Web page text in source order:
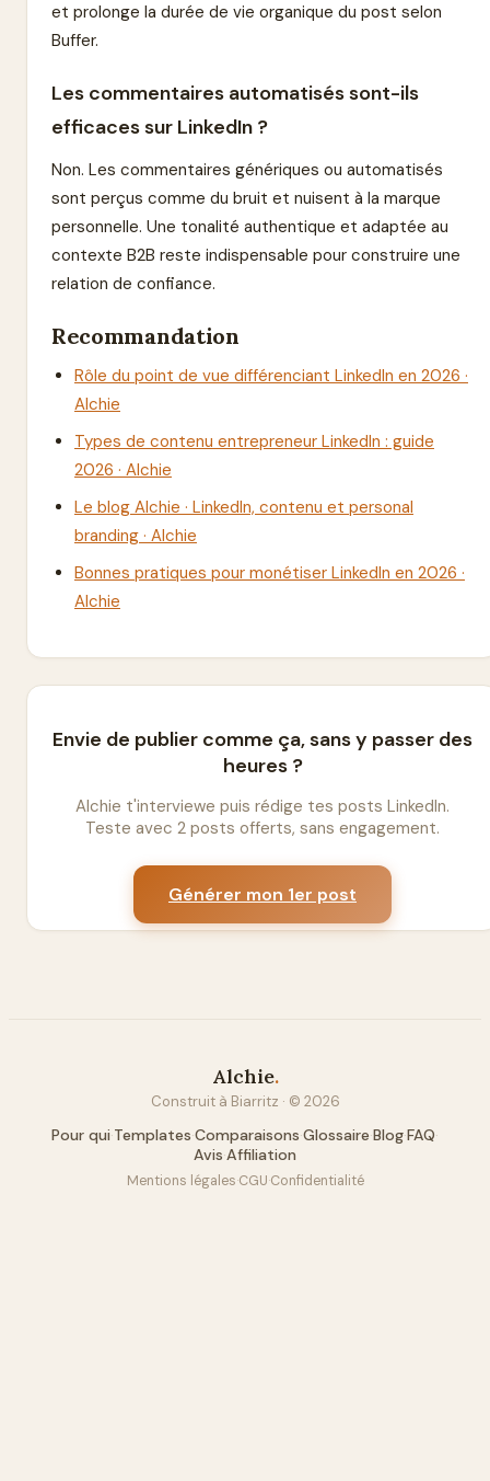
et prolonge la durée de vie organique du post selon
Buffer.
Les commentaires automatisés sont-ils
efficaces sur LinkedIn ?
Non. Les commentaires génériques ou automatisés
sont perçus comme du bruit et nuisent à la marque
personnelle. Une tonalité authentique et adaptée au
contexte B2B reste indispensable pour construire une
relation de confiance.
Recommandation
Rôle du point de vue différenciant LinkedIn en 2026 ·
Alchie
Types de contenu entrepreneur LinkedIn : guide
2026 · Alchie
Le blog Alchie · LinkedIn, contenu et personal
branding · Alchie
Bonnes pratiques pour monétiser LinkedIn en 2026 ·
Alchie
Envie de publier comme ça, sans y passer des
heures ?
Alchie t'interviewe puis rédige tes posts LinkedIn.
Teste avec 2 posts offerts, sans engagement.
Générer mon 1er post
Alchie.
Construit à Biarritz · © 2026
Pour qui·Templates·Comparaisons·Glossaire·Blog·FAQ·
Avis·Affiliation
Mentions légales·CGU·Confidentialité